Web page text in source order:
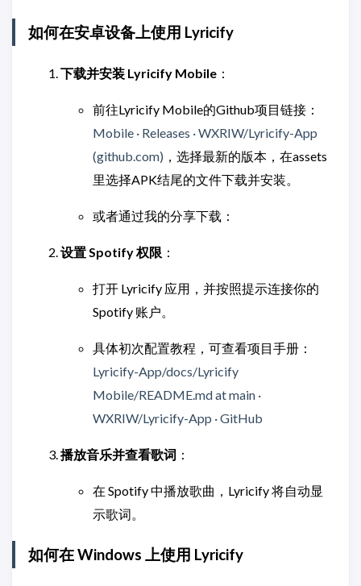
如何在安卓设备上使用 Lyricify
下载并安装 Lyricify Mobile ：
前往Lyricify Mobile的Github项目链接：
Mobile · Releases · WXRIW/Lyricify-App
(github.com) ，选择最新的版本，在assets
里选择APK结尾的文件下载并安装。
或者通过我的分享下载：
设置 Spotify 权限 ：
打开 Lyricify 应用，并按照提示连接你的
Spotify 账户。
具体初次配置教程，可查看项目手册：
Lyricify-App/docs/Lyricify
Mobile/README.md at main ·
WXRIW/Lyricify-App · GitHub
播放音乐并查看歌词 ：
在 Spotify 中播放歌曲，Lyricify 将自动显
示歌词。
如何在 Windows 上使用 Lyricify